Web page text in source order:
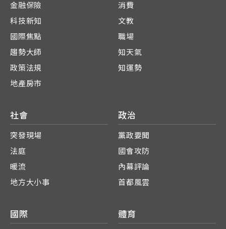
金融保險
科技新知
國際焦點
趨勢大師
政策法規
地產房市
消費
文教
職場
知天氣
知運勢
社會
突發現場
法庭
暖流
地方大小事
政治
黨政要聞
國會攻防
內幕評論
首都風雲
國際 體育